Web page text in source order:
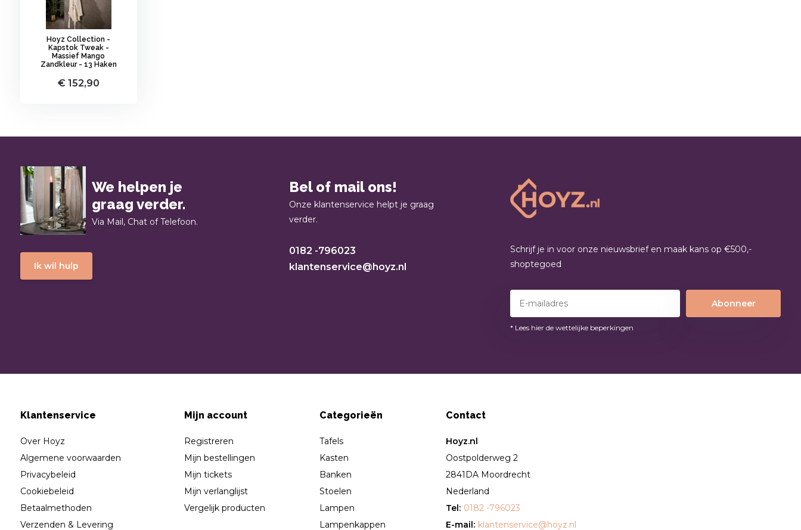
Hoyz Collection -
Kapstok Tweak -
Massief Mango
Zandkleur - 13 Haken
€ 152,90
We helpen je
graag verder.
Via Mail, Chat of Telefoon.
Ik wil hulp
Bel of mail ons!
Onze klantenservice helpt je graag
verder.
0182 -796023
klantenservice@hoyz.nl
Schrijf je in voor onze nieuwsbrief en maak kans op €500,-
shoptegoed
Abonneer
* Lees hier de wettelijke beperkingen
Klantenservice
Over Hoyz
Algemene voorwaarden
Privacybeleid
Cookiebeleid
Betaalmethoden
Verzenden & Levering
Mijn account
Registreren
Mijn bestellingen
Mijn tickets
Mijn verlanglijst
Vergelijk producten
Categorieën
Tafels
Kasten
Banken
Stoelen
Lampen
Lampenkappen
Contact
Hoyz.nl
Oostpolderweg 2
2841DA Moordrecht
Nederland
Tel: 0182 -796023
E-mail: klantenservice@hoyz.nl